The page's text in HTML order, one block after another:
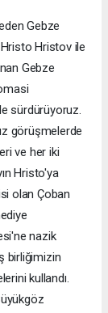
Gebze
Hristov ile
Gebze
sürdürüyoruz.
görüşmelerde
ve her iki
Hristo'ya
olan Çoban
nazik
birliğimizin
kullandı.